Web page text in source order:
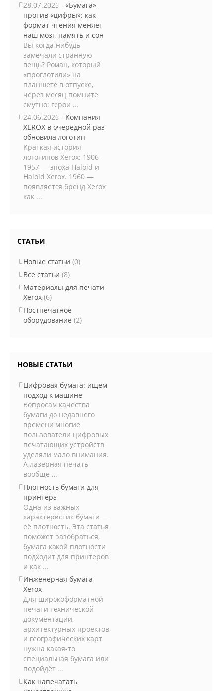
28.07.2026 - «Бумага»
против «цифры»: как
формат чтения меняет
наш мозг, память и сон
Вы когда-нибудь
замечали странную
вещь? Роман, который
«проглотили» на
планшете в отпуске,
через месяц помните
смутно: герои ...
24.06.2026 - Компания
XEROX в очередной раз
обновила логотип
Краткая история
логотипов Xerox: 1906–
1957 — эпоха Haloid и
Haloid Xerox. 1960 —
появляется бренд Xerox
как ...
СТАТЬИ
Новые статьи (0)
Все статьи (8)
Материалы для печати
Xerox (6)
Постпечатное
оборудование (2)
НОВЫЕ СТАТЬИ
Цифровая бумага: ищем
подход к машине
Вопросам качества
бумаги до недавнего
времени многие
пользователи цифровых
печатающих устройств
уделяли мало внимания.
А лазерная печать
вообще ...
Плотность бумаги для
принтера
Одна из важных
характеристик бумаги —
её плотность. Эта статья
поможет разобраться,
бумага какой плотности
подходит для принтеров
и как ...
Инженерная бумага
Xerox
Для широкоформатной
печати технической
документации,
архитектурных проектов
и географических карт
нужна какая-то
специальная бумага или
подойдёт ...
Как напечатать